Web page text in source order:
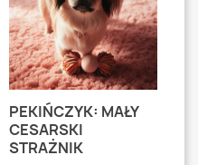
PEKIŃCZYK: MAŁY
CESARSKI
STRAŻNIK